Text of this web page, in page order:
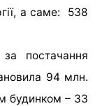
а саме: ​ 538
за постачання
94 млн.
будинком – 33